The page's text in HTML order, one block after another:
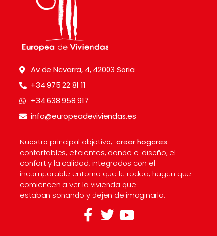
Av de Navarra, 4, 42003 Soria
+34 975 22 81 11
+34 638 958 917
info@europeadeviviendas.es
Nuestro principal objetivo, crear hogares
confortables, eficientes, donde el diseño, el
confort y la calidad, integrados con el
incomparable entorno que lo rodea, hagan que
comiencen a ver la vivienda que
estaban soñando y dejen de imaginarla.